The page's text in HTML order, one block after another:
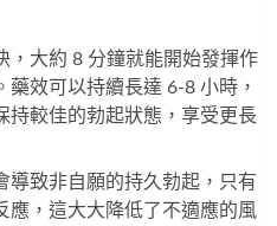
，大約 8 分鐘就能開始發揮作
效可以持續長達 6-8 小時，
持較佳的勃起狀態，享受更長
導致非自願的持久勃起，只有
應，這大大降低了不適應的風